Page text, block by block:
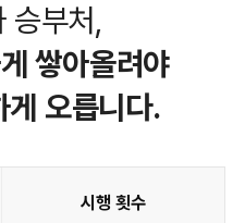
승부처,
쌓아올려야
게 오릅니다.
시행 횟수